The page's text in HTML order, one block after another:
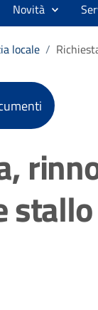
Novità
locale /